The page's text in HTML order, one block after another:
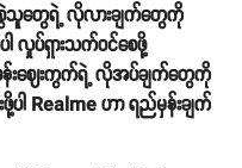
စွဲသူတွေရဲ့ လိုလားချက်တွေကို
ါ လှုပ်ရှားသက်ဝင်စေဖို့
းဈေးကွက်ရဲ့ လိုအပ်ချက်တွေကို
ဖို့ပါ Realme ဟာ ရည်မှန်းချက်